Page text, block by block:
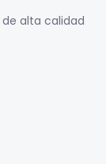
alta calidad